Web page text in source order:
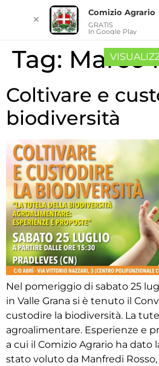
Tag: Marco
Coltivare e
biodiversità
Nel pomeriggio di sabato 25
in Valle Grana si è tenuto il
custodire la biodiversità. La
agroalimentare. Esperienze e
a cui il Comizio Agrario ha dato
stato voluto da Manfredi
✕
Comizio Agrario
GRATIS
In Google Play